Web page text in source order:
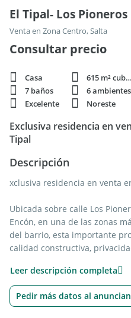
El Tipal- Los Pioneros
Venta en Zona Centro, Salta
Consultar precio
Casa 615 m² cubie.
7 baños
6 ambientes
Excelente
Noreste
Exclusiva residencia en
Tipal
Descripción
xclusiva residencia en venta
Ubicada sobre calle Los
Encón, en una de las zonas
del barrio, esta importante
calidad constructiva,
principal, a La Tienda
a las canchas deportivas del
calles del barrio se
Leer descripción completa
Pedir más datos al